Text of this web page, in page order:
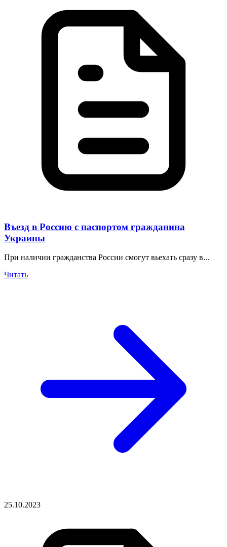
Въезд в Россию с паспортом гражданина
Украины
При наличии гражданства России смогут вьехать сразу в...
Читать
25.10.2023